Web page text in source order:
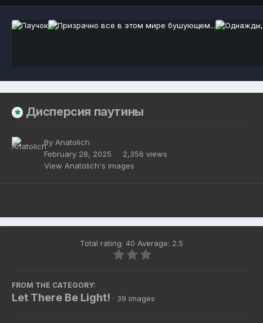
Дисперсия паутины
By Anatolich
February 28, 2025
2,356 views
View Anatolich's images
Total rating: 40 Average: 2.5
FROM THE CATEGORY:
Let There Be Light! · 39 images